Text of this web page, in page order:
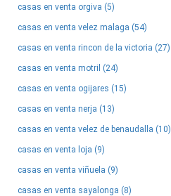
casas en venta orgiva (5)
casas en venta velez malaga (54)
casas en venta rincon de la victoria (27)
casas en venta motril (24)
casas en venta ogijares (15)
casas en venta nerja (13)
casas en venta velez de benaudalla (10)
casas en venta loja (9)
casas en venta viñuela (9)
casas en venta sayalonga (8)